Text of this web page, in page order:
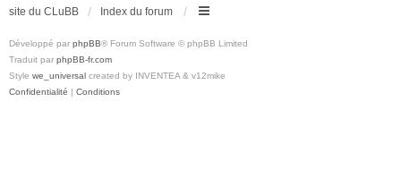
site du CLuBB Index du forum
Développé par phpBB® Forum Software © phpBB Limited
Traduit par phpBB-fr.com
Style we_universal created by INVENTEA & v12mike
Confidentialité | Conditions